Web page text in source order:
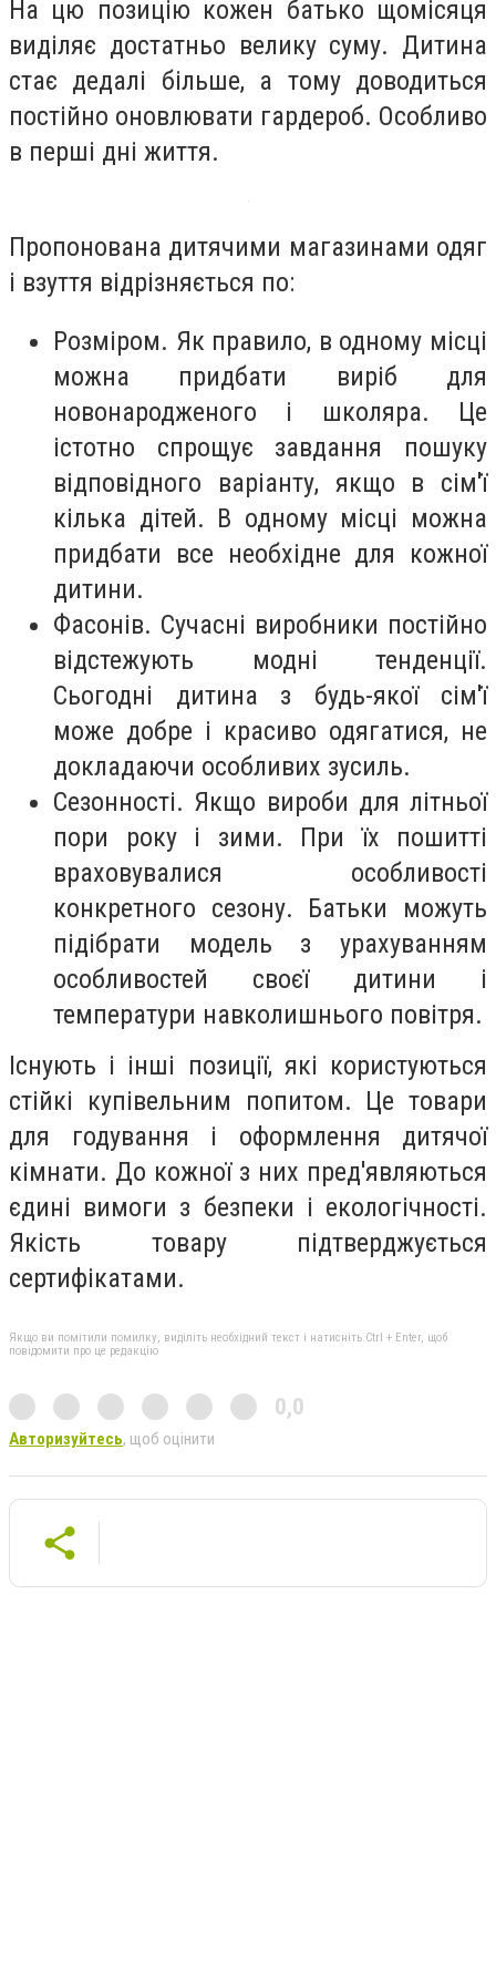
На цю позицію кожен батько щомісяця
виділяє достатньо велику суму. Дитина
стає дедалі більше, а тому доводиться
постійно оновлювати гардероб. Особливо
в перші дні життя.
Пропонована дитячими магазинами одяг
і взуття відрізняється по:
Розміром. Як правило, в одному місці
можна придбати виріб для
новонародженого і школяра. Це
істотно спрощує завдання пошуку
відповідного варіанту, якщо в сім'ї
кілька дітей. В одному місці можна
придбати все необхідне для кожної
дитини.
Фасонів. Сучасні виробники постійно
відстежують модні тенденції.
Сьогодні дитина з будь-якої сім'ї
може добре і красиво одягатися, не
докладаючи особливих зусиль.
Сезонності. Якщо вироби для літньої
пори року і зими. При їх пошитті
враховувалися особливості
конкретного сезону. Батьки можуть
підібрати модель з урахуванням
особливостей своєї дитини і
температури навколишнього повітря.
Існують і інші позиції, які користуються
стійкі купівельним попитом. Це товари
для годування і оформлення дитячої
кімнати. До кожної з них пред'являються
єдині вимоги з безпеки і екологічності.
Якість товару підтверджується
сертифікатами.
Якщо ви помітили помилку, виділіть необхідний текст і натисніть Ctrl + Enter, щоб
повідомити про це редакцію
0,0
Авторизуйтесь, щоб оцінити